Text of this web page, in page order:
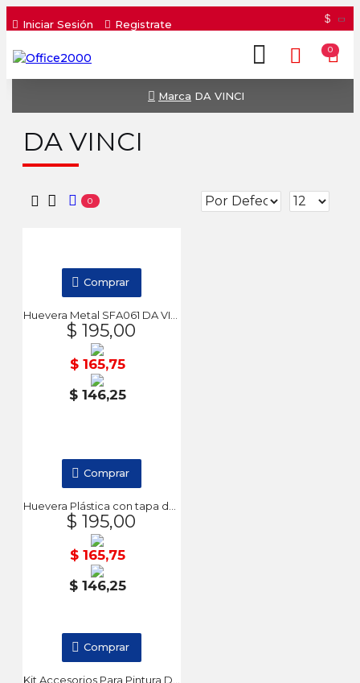
Iniciar Sesión Registrate $
0
Marca DA VINCI
DA VINCI
0
$ 195,00
$ 165,75
$ 146,25
Comprar
$ 195,00
$ 165,75
$ 146,25
Comprar
Comprar